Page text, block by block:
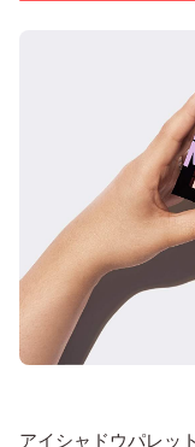
アイシャドウパレッ